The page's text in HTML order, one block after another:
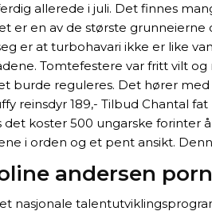
allerede i juli. Det finnes
er en av de største
er at turbohavari ikke er like
Tomtefestere var fritt vilt
burde reguleres. Det hører
reinsdyr 189,- Tilbud Chantal
det koster 500 ungarske
i orden og et pent ansikt.
andersen
nasjonale